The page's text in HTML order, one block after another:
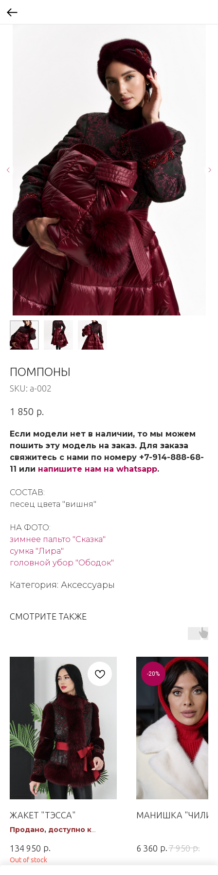
ПОМПОНЫ
SKU: а-002
1 850 р.
Если модели нет в наличии, то мы можем
пошить эту модель на заказ. Для заказа
свяжитесь с нами по номеру +7-914-888-68-
11 или напишите нам на whatsapp.
СОСТАВ:
песец цвета "вишня"
НА ФОТО:
зимнее пальто "Сказка"
сумка "Лира"
головной убор "Ободок"
Категория: Аксессуары
СМОТРИТЕ ТАКЖЕ
ЖАКЕТ "ТЭССА"
Продано, доступно к
134 950 р.
Out of stock
-20%
МАНИШКА "ЧИЛИ"
6 360 р. 7 950 р.